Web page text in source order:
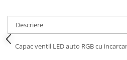
Prelate Auto
Scrumiere Auto
Descriere
Capac ventil LED auto RGB cu